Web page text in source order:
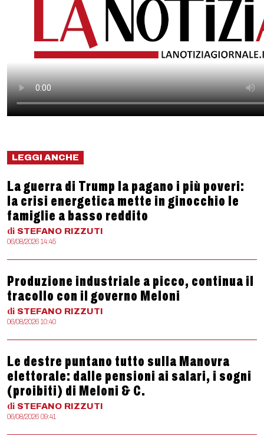
LEGGI ANCHE
La guerra di Trump la pagano i più poveri:
la crisi energetica mette in ginocchio le
famiglie a basso reddito
di STEFANO RIZZUTI
06/08/2026 14:45
Produzione industriale a picco, continua il
tracollo con il governo Meloni
di STEFANO RIZZUTI
06/08/2026 10:40
Le destre puntano tutto sulla Manovra
elettorale: dalle pensioni ai salari, i sogni
(proibiti) di Meloni & C.
di STEFANO RIZZUTI
06/08/2026 09:41